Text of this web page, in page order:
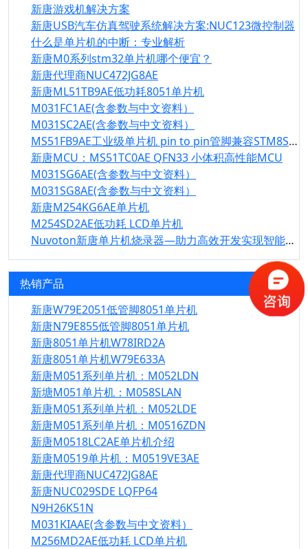
新唐游戏机解决方案
新唐USB汽车仿真驾驶系统解决方案:NUC123微控制器
什么是单片机的中断：专业解析
新唐M0系列stm32单片机哪个便宜？
新唐代理商NUC472JG8AE
新唐ML51TB9AE低功耗8051单片机
M031FC1AE(含参数与中文资料）
M031SC2AE(含参数与中文资料）
MS51FB9AE工业级单片机 pin to pin管脚兼容STM8S003F3P6
新唐MCU：MS51TC0AE QFN33 小体积高性能MCU
M031SG6AE(含参数与中文资料）
M031SG8AE(含参数与中文资料）
新唐M254KG6AE单片机
M254SD2AE低功耗 LCD单片机
Nuvoton新唐单片机烧录器—助力高效开发实现智能创新
热销产品
新唐W79E2051低管脚8051单片机
新唐N79E855低管脚8051单片机
新唐8051单片机W78IRD2A
新唐8051单片机W79E633A
新唐M051系列单片机：M052LDN
新塘M051单片机：M058SLAN
新唐M051系列单片机：M052LDE
新唐M051系列单片机：M0516ZDN
新唐M0518LC2AE单片机介绍
新唐M0519单片机：M0519VE3AE
新唐代理商NUC472JG8AE
新唐NUC029SDE LQFP64
N9H26K51N
M031KIAAE(含参数与中文资料）
M256MD2AE低功耗 LCD单片机